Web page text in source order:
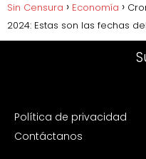
Sin Censura Economía
2024: Estas son las fechas
Política de privacidad
Contáctanos